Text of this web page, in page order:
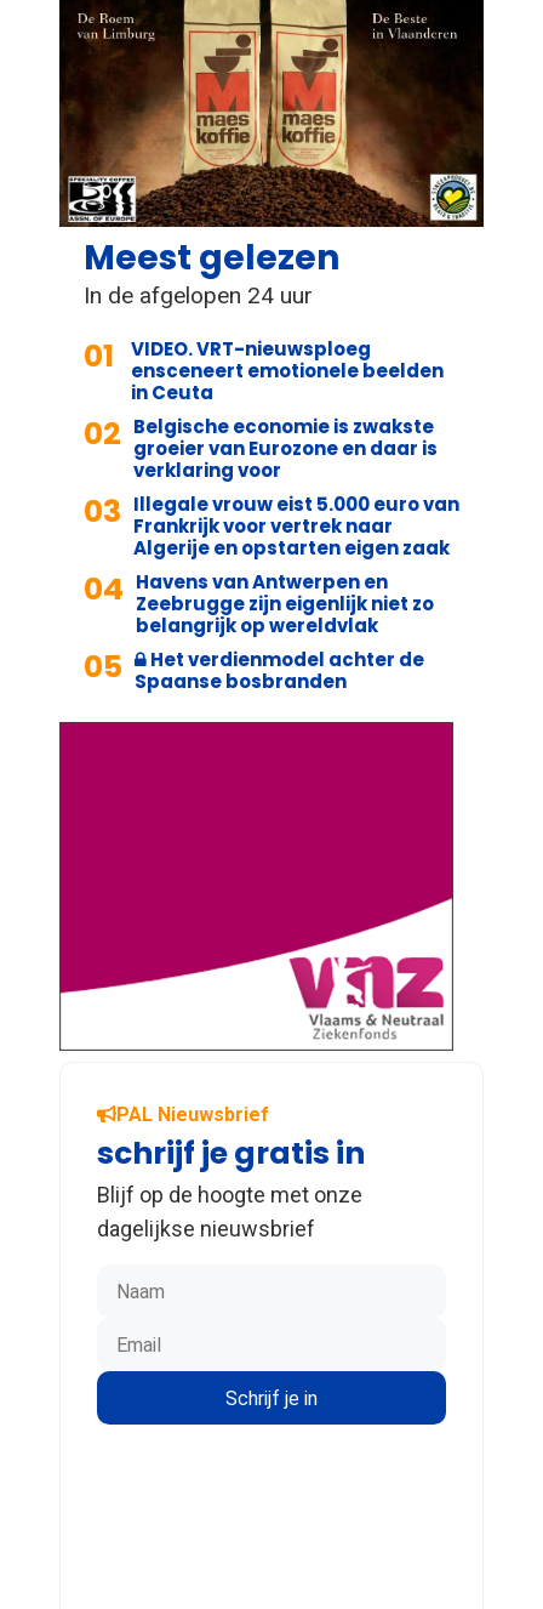
Meest gelezen
In de afgelopen 24 uur
01
VIDEO. VRT-nieuwsploeg
ensceneert emotionele beelden
in Ceuta
02 Belgische economie is zwakste
groeier van Eurozone en daar is
verklaring voor
03 Illegale vrouw eist 5.000 euro van
Frankrijk voor vertrek naar
Algerije en opstarten eigen zaak
04 Havens van Antwerpen en
Zeebrugge zijn eigenlijk niet zo
belangrijk op wereldvlak
05
Het verdienmodel achter de
Spaanse bosbranden
PAL Nieuwsbrief
schrijf je gratis in
Blijf op de hoogte met onze
dagelijkse nieuwsbrief